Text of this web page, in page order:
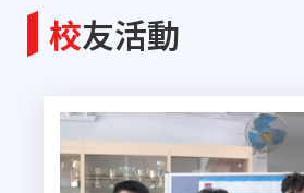
連
結
校友活動